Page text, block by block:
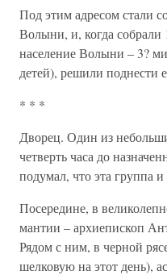
Под этим адресом стали
Волыни, и, когда собрали
население Волыни – 3?
детей), решили поднести
* * *
Дворец. Один из
четверть часа до
подумал, что эта группа
Посередине, в
мантии – архиепископ
Рядом с ним, в черной
шелковую на этот день),